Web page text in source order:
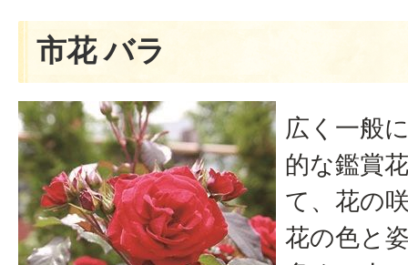
市花 バラ
広く一般
的な鑑賞
て、花の
花の色と